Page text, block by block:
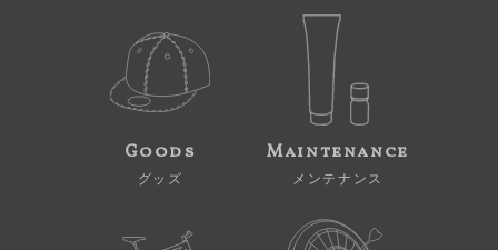
Goods
グッズ
Maintenance
メンテナンス